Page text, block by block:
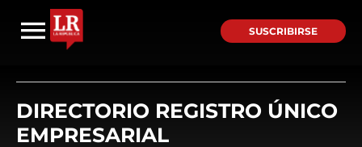
SUSCRIBIRSE
DIRECTORIO REGISTRO ÚNICO
EMPRESARIAL